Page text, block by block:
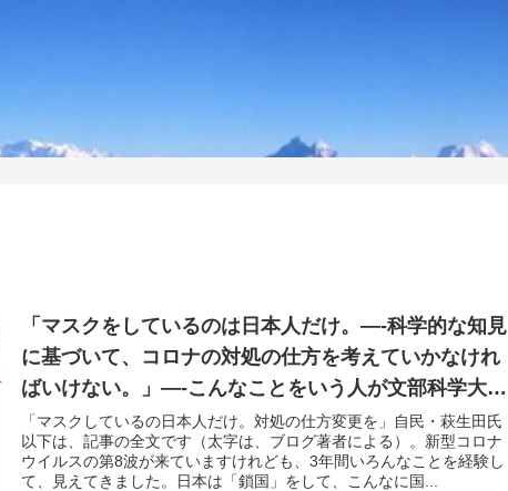
「マスクをしているのは日本人だけ。—-科学的な知見
に基づいて、コロナの対処の仕方を考えていかなけれ
ばいけない。」—-こんなことをいう人が文部科学大臣
でした。
「マスクしているの日本人だけ。対処の仕方変更を」自民・萩生田氏
以下は、記事の全文です（太字は、ブログ著者による）。新型コロナ
ウイルスの第8波が来ていますけれども、3年間いろんなことを経験し
て、見えてきました。日本は「鎖国」をして、こんなに国...